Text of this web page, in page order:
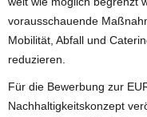
vorausschauende
Mobilität, Abfall und
reduzieren.
Für die Bewerbung zur
Nachhaltigkeitskonzept